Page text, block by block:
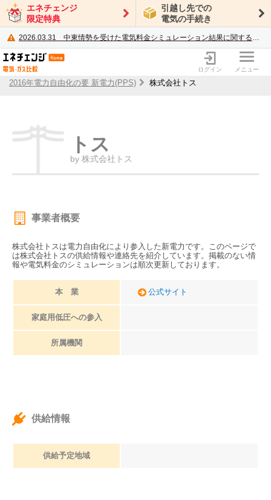
エネチェンジ
限定特典
引越し先での
電気の手続き
2026.03.31 中東情勢を受けた電気料金シミュレーション結果に関するご案内
電力・ガス比較サイト エネチェンジ
ログイン メニュー
2016年電力自由化の要 新電力(PPS) 株式会社トス
トス
by 株式会社トス
事業者概要
株式会社トスは電力自由化により参入した新電力です。このページで
は株式会社トスの供給情報や連絡先を紹介しています。掲載のない情
報や電気料金のシミュレーションは順次更新しております。
本 業 公式サイト
家庭用低圧への参入
所属機関
供給情報
供給予定地域